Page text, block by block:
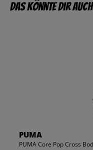
Das könnte dir
PUMA
PUMA Core Pop Cross